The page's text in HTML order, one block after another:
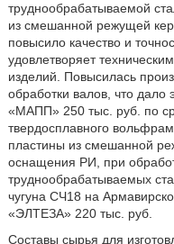
труднообрабатываемой
из смешанной режущей
повысило качество и
удовлетворяет
изделий. Повысилась
обработки валов, что
«МАПП» 250 тыс. руб. по
твердосплавного
пластины из смешанной
оснащения РИ, при
труднообрабатываемых
чугуна СЧ18 на
«ЭЛТЕЗА» 220 тыс. руб.
Составы сырья для